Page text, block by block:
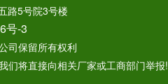
路5号院3号楼
号-3
司保留所有权利
们将直接向相关厂家或工商部门举报!